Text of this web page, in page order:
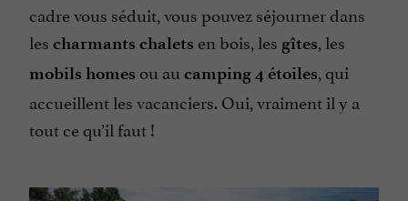
cadre vous séduit, vous pouvez séjourner dans
les charmants chalets en bois, les gîtes, les
mobils homes ou au camping 4 étoiles, qui
accueillent les vacanciers. Oui, vraiment il y a
tout ce qu’il faut !